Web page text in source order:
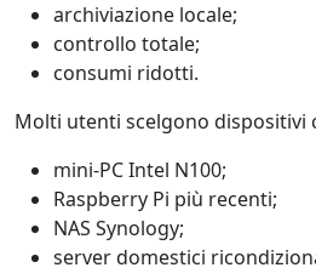
archiviazione locale;
controllo totale;
consumi ridotti.
Molti utenti scelgono dispositivi
mini-PC Intel N100;
Raspberry Pi più recenti;
NAS Synology;
server domestici